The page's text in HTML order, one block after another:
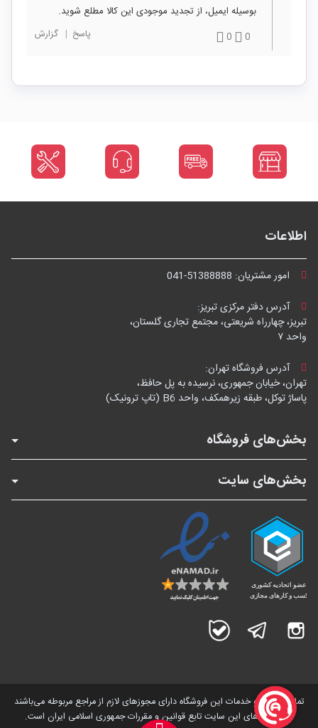
بوسیله ایمیل، از تجدید موجودی این کالا مطلع شوید.
0
0 پاسخ | گزارش
اطلاعات
امور مشتریان: 041-51388888
آدرس دفتر مرکزی تبریز:
تبریز، چهارراه شریعتی، مجتمع تجاری گلستان،
واحد ۷
آدرس فروشگاه تهران:
تهران، خیابان جمهوری، نرسیده به پل حافظ،
پاساژ توکل، طبقه زیرهمکف، واحد B6 (تاپ ترونیک)
بخش‌های فروشگاه
بخش‌های سایت
اینستاگرام تلگرام
تمامی کالاها و خدمات این فروشگاه دارای مجوز‌های لازم از مراجع مربوطه می‌باشند
و فعالیت های این سایت تابع قوانین و مقررات جمهوری اسلامی ایران است.